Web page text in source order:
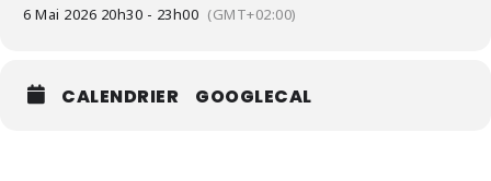
6 Mai 2026 20h30 - 23h00 (GMT+02:00)
CALENDRIER GOOGLECAL